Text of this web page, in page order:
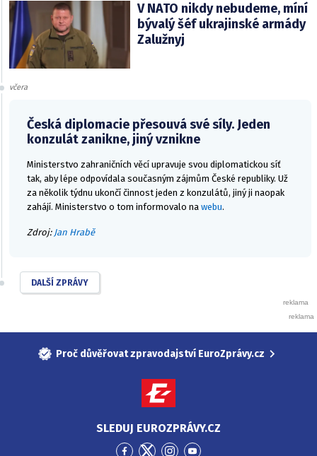
V NATO nikdy nebudeme, míní
bývalý šéf ukrajinské armády
Zalužnyj
včera
Česká diplomacie přesouvá své síly. Jeden
konzulát zanikne, jiný vznikne
Ministerstvo zahraničních věcí upravuje svou diplomatickou síť
tak, aby lépe odpovídala současným zájmům České republiky. Už
za několik týdnu ukončí činnost jeden z konzulátů, jiný ji naopak
zahájí. Ministerstvo o tom informovalo na webu.
Zdroj: Jan Hrabě
DALŠÍ ZPRÁVY
Proč důvěřovat zpravodajství EuroZprávy.cz
SLEDUJ EUROZPRÁVY.CZ